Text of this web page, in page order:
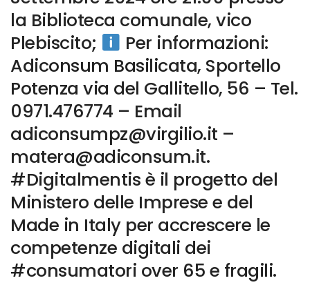
la Biblioteca comunale, vico
Plebiscito;
Per informazioni:
Adiconsum Basilicata, Sportello
Potenza via del Gallitello, 56 – Tel.
0971.476774 – Email
adiconsumpz@virgilio.it –
matera@adiconsum.it.
#Digitalmentis è il progetto del
Ministero delle Imprese e del
Made in Italy per accrescere le
competenze digitali dei
#consumatori over 65 e fragili.